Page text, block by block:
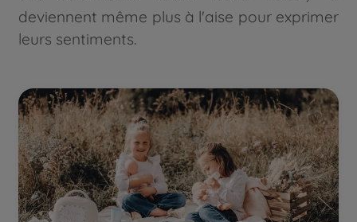
deviennent même plus à l'aise pour exprimer
leurs sentiments.